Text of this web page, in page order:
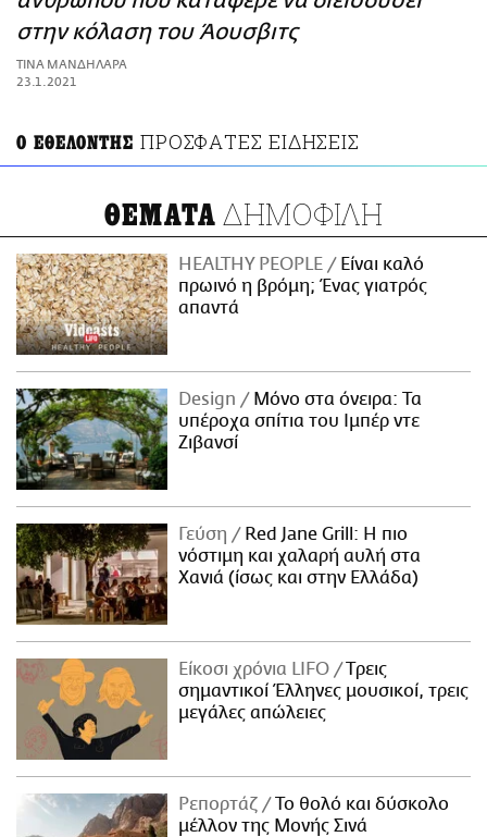
ΑΜΠΑ
PRINT
στην κόλαση του Άουσβιτς
ΤΙΝΑ ΜΑΝΔΗΛΑΡΑ
23.1.2021
Ο ΕΘΕΛΟΝΤΗΣ ΠΡΟΣΦΑΤΕΣ ΕΙΔΗΣΕΙΣ
ΘΕΜΑΤΑ ΔΗΜΟΦΙΛΗ
HEALTHY PEOPLE
Είναι καλό
πρωινό η βρόμη; Ένας γιατρός
απαντά
Design
Μόνο στα όνειρα: Τα
υπέροχα σπίτια του Ιμπέρ ντε
Ζιβανσί
Γεύση
Red Jane Grill: Η πιο
νόστιμη και χαλαρή αυλή στα
Χανιά (ίσως και στην Ελλάδα)
Είκοσι χρόνια LIFO
Tρεις
σημαντικοί Έλληνες μουσικοί, τρεις
μεγάλες απώλειες
Ρεπορτάζ
Το θολό και δύσκολο
μέλλον της Μονής Σινά